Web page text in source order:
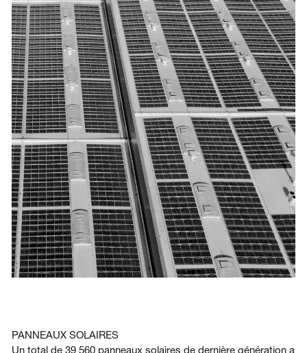
PANNEAUX SOLAIRES
Un total de 39 560 panneaux solaires de dernière génération a